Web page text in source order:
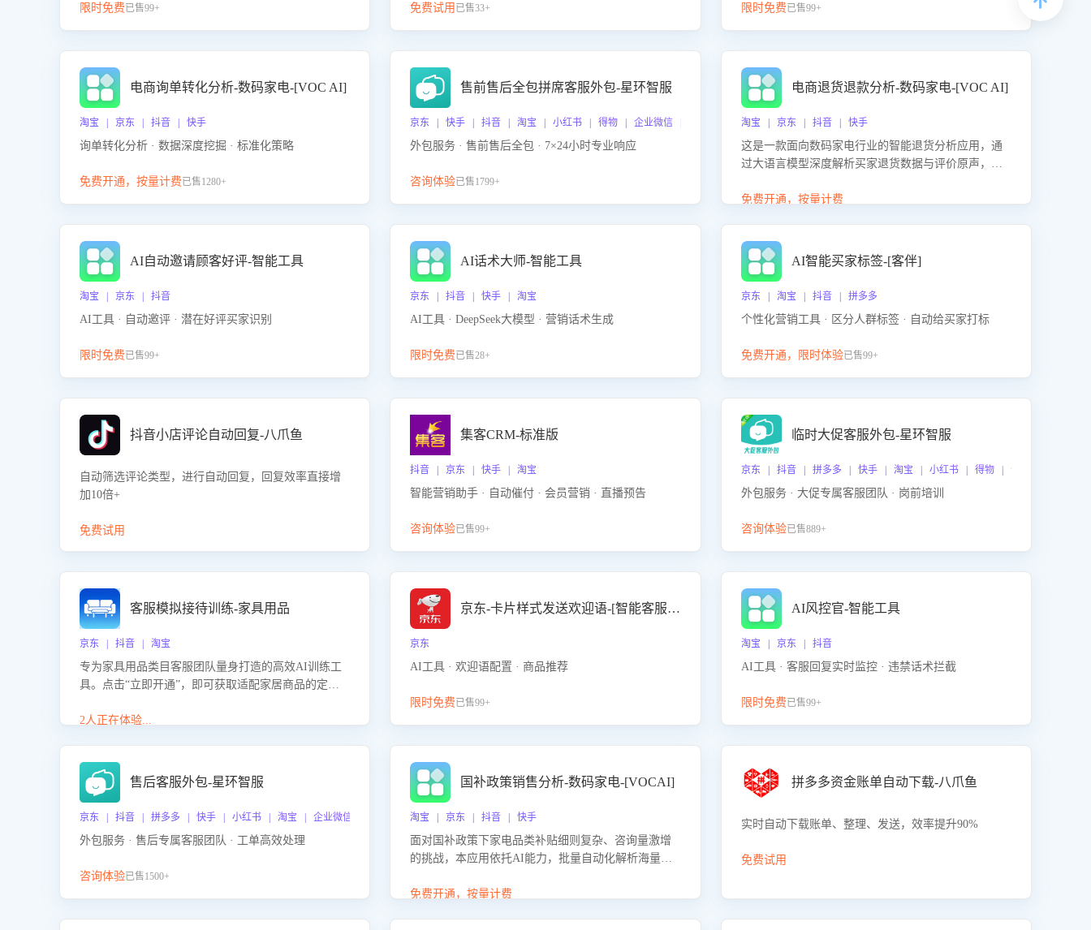
限时免费已售99+ 免费试用 已售33+ 限时免费已售99+
电商询单转化分析-数码家电-[VOC AI]
淘宝 | 京东 | 抖音 | 快手
询单转化分析 · 数据深度挖掘 · 标准化策略
免费开通，按量计费已售1280+
售前售后全包拼席客服外包-星环智服
京东 | 快手 | 抖音 | 淘宝 | 小红书 | 得物 | 企业微信 | 跨平台
外包服务 · 售前售后全包 · 7×24小时专业响应
咨询体验已售1799+
电商退货退款分析-数码家电-[VOC AI]
淘宝 | 京东 | 抖音 | 快手
这是一款面向数码家电行业的智能退货分析应用，通
过大语言模型深度解析买家退货数据与评价原声，精
因，并输出可落地的改进建议，通过挖掘用户痛点驱
免费开通，按量计费
AI自动邀请顾客好评-智能工具
淘宝 | 京东 | 抖音
AI工具 · 自动邀评 · 潜在好评买家识别
限时免费已售99+
AI话术大师-智能工具
京东 | 抖音 | 快手 | 淘宝
AI工具 · DeepSeek大模型 · 营销话术生成
限时免费已售28+
AI智能买家标签-[客伴]
京东 | 淘宝 | 抖音 | 拼多多
个性化营销工具 · 区分人群标签 · 自动给买家打标
免费开通，限时体验已售99+
抖音小店评论自动回复-八爪鱼
自动筛选评论类型，进行自动回复，回复效率直接增
加10倍+
免费试用
集客CRM-标准版
抖音 | 京东 | 快手 | 淘宝
智能营销助手 · 自动催付 · 会员营销 · 直播预告
咨询体验已售99+
临时大促客服外包-星环智服
京东 | 抖音 | 拼多多 | 快手 | 淘宝 | 小红书 | 得物 | 企业微信
外包服务 · 大促专属客服团队 · 岗前培训
咨询体验已售889+
客服模拟接待训练-家具用品
京东 | 抖音 | 淘宝
专为家具用品类目客服团队量身打造的高效AI训练工
具。点击“立即开通”，即可获取适配家居商品的定制
客服在家具用品功能、尺寸参数咨询等高频场景下的
2人正在体验...
京东-卡片样式发送欢迎语-[智能客服机器人]
京东
AI工具 · 欢迎语配置 · 商品推荐
限时免费已售99+
AI风控官-智能工具
淘宝 | 京东 | 抖音
AI工具 · 客服回复实时监控 · 违禁话术拦截
限时免费已售99+
售后客服外包-星环智服
京东 | 抖音 | 拼多多 | 快手 | 小红书 | 淘宝 | 企业微信
外包服务 · 售后专属客服团队 · 工单高效处理
咨询体验已售1500+
国补政策销售分析-数码家电-[VOCAI]
淘宝 | 京东 | 抖音 | 快手
面对国补政策下家电品类补贴细则复杂、咨询量激增
的挑战，本应用依托AI能力，批量自动化解析海量客
政策的关注焦点与购买意向，深度洞察决策动因。同
免费开通，按量计费
拼多多资金账单自动下载-八爪鱼
实时自动下载账单、整理、发送，效率提升90%
免费试用